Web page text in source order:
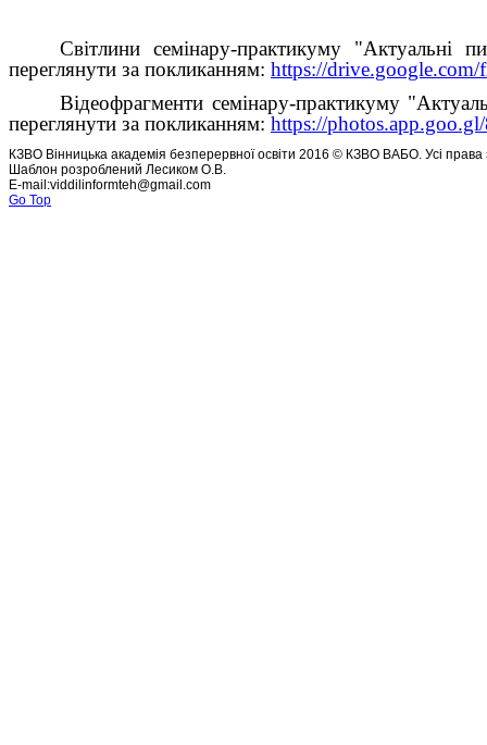
Світлини семінару-практикуму "Актуальні
переглянути за покликанням: https://
Відеофрагменти семінару-практикуму
переглянути за покликанням: https://
КЗВО Вінницька академія безперервної освіти 2016 © КЗВО ВАБО. Усі права
Шаблон розроблений Лесиком О.В.
E-mail:viddilinformteh@gmail.com
Go Top